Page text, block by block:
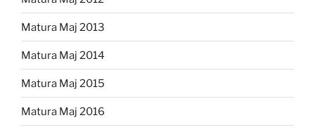
Matura Maj 2013
Matura Maj 2014
Matura Maj 2015
Matura Maj 2016